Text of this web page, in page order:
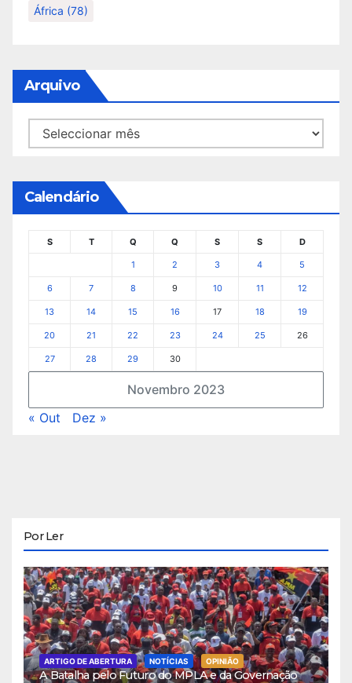
África (78)
Arquivo
Arquivo
Calendário
Novembro 2023
S T Q Q S S D
1 2 3 4 5
6 7 8 9 10 11 12
13 14 15 16 17 18 19
20 21 22 23 24 25 26
27 28 29 30
« Out Dez »
Por Ler
ARTIGO DE ABERTURA NOTÍCIAS OPINIÃO
A Batalha pelo Futuro do MPLA e da Governação